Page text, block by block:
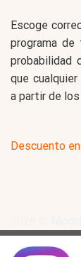
Escoge
programa de
probabilidad
que cualquier
a partir de
Descuento